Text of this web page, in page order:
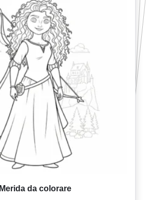
Merida da colorare